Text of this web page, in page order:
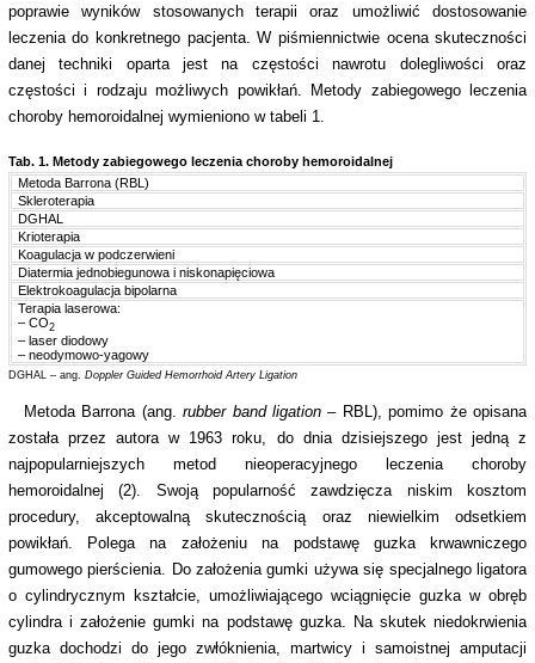
poprawie wyników stosowanych terapii oraz umożliwić dostosowanie
leczenia do konkretnego pacjenta. W piśmiennictwie ocena skuteczności
danej techniki oparta jest na częstości nawrotu dolegliwości oraz
częstości i rodzaju możliwych powikłań. Metody zabiegowego leczenia
choroby hemoroidalnej wymieniono w tabeli 1.
Tab. 1.Metody zabiegowego leczenia choroby hemoroidalnej
Metoda Barrona (RBL)
Skleroterapia
DGHAL
Krioterapia
Koagulacja w podczerwieni
Diatermia jednobiegunowa i niskonapięciowa
Elektrokoagulacja bipolarna
Terapia laserowa:
– CO2
– laser diodowy
– neodymowo-yagowy
DGHAL – ang. Doppler Guided Hemorrhoid Artery Ligation
Metoda Barrona (ang.rubber band ligation – RBL), pomimo że opisana
została przez autora w 1963 roku, do dnia dzisiejszego jest jedną z
najpopularniejszych metod nieoperacyjnego leczenia choroby
hemoroidalnej (2). Swoją popularność zawdzięcza niskim kosztom
procedury, akceptowalną skutecznością oraz niewielkim odsetkiem
powikłań. Polega na założeniu na podstawę guzka krwawniczego
gumowego pierścienia. Do założenia gumki używa się specjalnego ligatora
o cylindrycznym kształcie, umożliwiającego wciągnięcie guzka w obręb
cylindra i założenie gumki na podstawę guzka. Na skutek niedokrwienia
guzka dochodzi do jego zwłóknienia, martwicy i samoistnej amputacji